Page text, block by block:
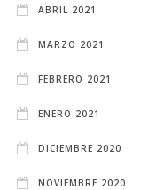
ABRIL 2021
MARZO 2021
FEBRERO 2021
ENERO 2021
DICIEMBRE 2020
NOVIEMBRE 2020